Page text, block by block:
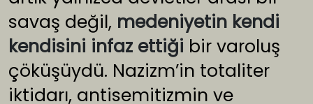
savaş değil, medeniyetin kendi
kendisini infaz ettiği bir varoluş
çöküşüydü. Nazizm’in totaliter
iktidarı, antisemitizmin ve